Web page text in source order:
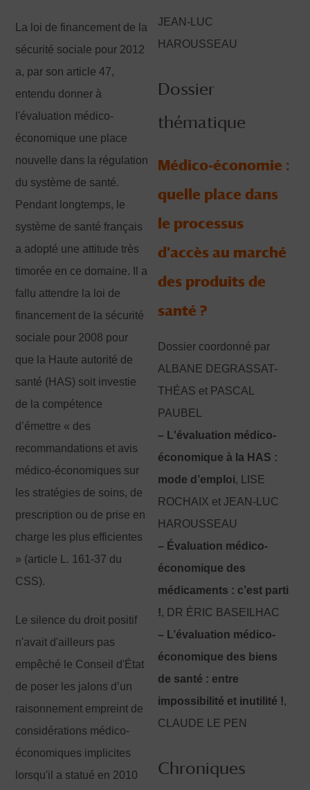
La loi de financement de la
sécurité sociale pour 2012
a, par son article 47,
entendu donner à
l'évaluation médico-
économique une place
nouvelle dans la régulation
du système de santé.
Pendant longtemps, le
système de santé français
a adopté une attitude très
timorée en ce domaine. Il a
fallu attendre la loi de
financement de la sécurité
sociale pour 2008 pour
que la Haute autorité de
santé (HAS) soit investie
de la compétence
d’émettre « des
recommandations et avis
médico-économiques sur
les stratégies de soins, de
prescription ou de prise en
charge les plus efficientes
» (article L. 161-37 du
CSS).
Le silence du droit positif
n'avait d'ailleurs pas
empêché le Conseil d'État
de poser les jalons d’un
raisonnement empreint de
considérations médico-
économiques implicites
lorsqu'il a statué en 2010
JEAN-LUC
HAROUSSEAU
Dossier
thématique
Médico-économie :
quelle place dans
le processus
d'accès au marché
des produits de
santé ?
Dossier coordonné par
ALBANE DEGRASSAT-
THÉAS et PASCAL
PAUBEL
– L'évaluation médico-
économique à la HAS :
mode d’emploi, LISE
ROCHAIX et JEAN-LUC
HAROUSSEAU
– Évaluation médico-
économique des
médicaments : c’est parti
!, DR ÉRIC BASEILHAC
– L’évaluation médico-
économique des biens
de santé : entre
impossibilité et inutilité !,
CLAUDE LE PEN
Chroniques